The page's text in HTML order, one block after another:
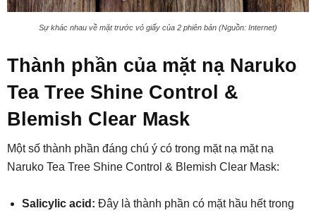
Sự khác nhau về mặt trước vỏ giấy của 2 phiên bản (Nguồn: Internet)
Thành phần của mặt nạ Naruko
Tea Tree Shine Control &
Blemish Clear Mask
Một số thành phần đáng chú ý có trong mặt nạ mặt nạ
Naruko Tea Tree Shine Control & Blemish Clear Mask:
Salicylic acid: Đây là thành phần có mặt hầu hết trong